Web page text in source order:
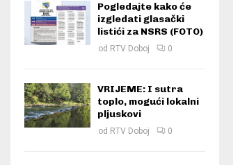
Pogledajte kako će
izgledati glasački
listići za NSRS (FOTO)
od RTV Doboj 0
VRIJEME: I sutra
toplo, mogući lokalni
pljuskovi
od RTV Doboj 0